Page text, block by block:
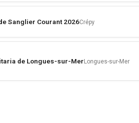
Sanglier Courant 2026Crépy
de Longues-sur-MerLongues-sur-Mer